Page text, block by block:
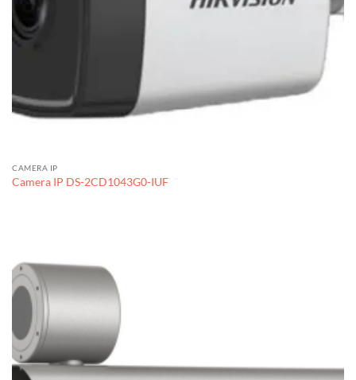
CAMERA IP
Camera IP DS-2CD1043G0-IUF